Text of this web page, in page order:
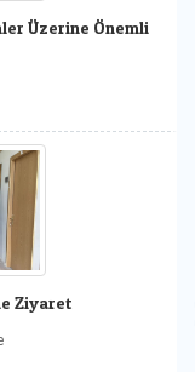
Üzerine Önemli
Ziyaret